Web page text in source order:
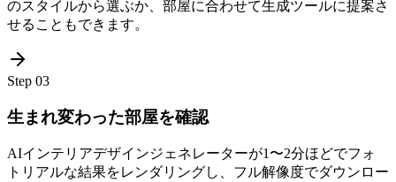
のスタイルから選ぶか、部屋に合わせて生成ツールに提案さ
せることもできます。
Step 03
生まれ変わった部屋を確認
AIインテリアデザインジェネレーターが1〜2分ほどでフォ
トリアルな結果をレンダリングし、フル解像度でダウンロー